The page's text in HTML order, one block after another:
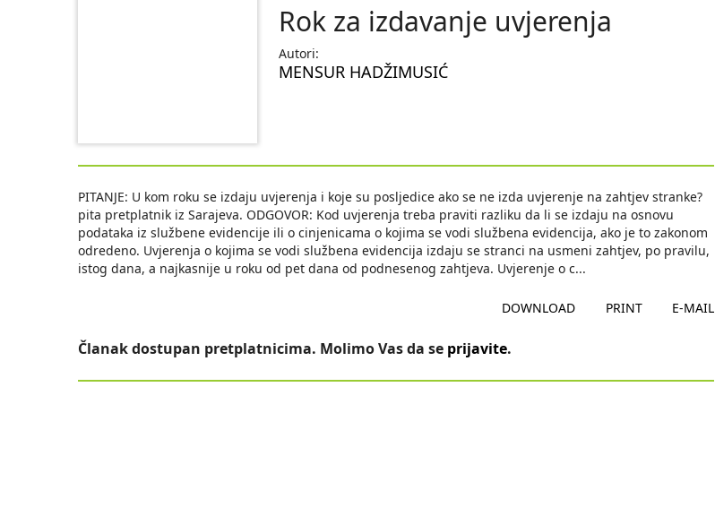
Rok za izdavanje uvjerenja
Autori:
MENSUR HADŽIMUSIĆ
PITANJE: U kom roku se izdaju uvjerenja i koje su posljedice ako se ne izda uvjerenje na zahtjev stranke?
pita pretplatnik iz Sarajeva. ODGOVOR: Kod uvjerenja treba praviti razliku da li se izdaju na osnovu
podataka iz službene evidencije ili o cinjenicama o kojima se vodi službena evidencija, ako je to zakonom
odredeno. Uvjerenja o kojima se vodi službena evidencija izdaju se stranci na usmeni zahtjev, po pravilu,
istog dana, a najkasnije u roku od pet dana od podnesenog zahtjeva. Uvjerenje o c...
DOWNLOAD PRINT E-MAIL
Članak dostupan pretplatnicima. Molimo Vas da se prijavite.